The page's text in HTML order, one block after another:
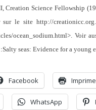
II, Creation Science Fellowship
sur le site http://
ocean_sodium.html>.Voir
Salty seas: Evidence for a young
Facebook
WhatsApp